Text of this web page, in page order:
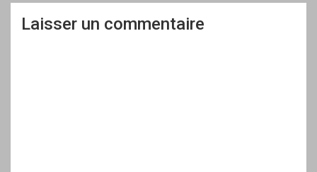
Laisser un commentaire